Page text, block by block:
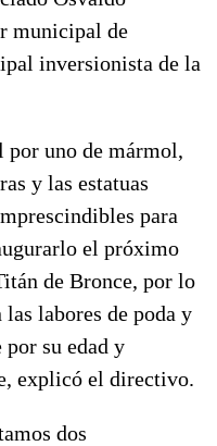
municipal de
inversionista de la
por uno de mármol,
y las estatuas
para
el próximo
de Bronce, por lo
las labores de poda y
por su edad y
explicó el directivo.
dos